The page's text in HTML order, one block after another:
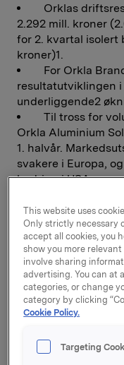
Orklas
2.292 mill. kroner
for 2. kvartal isolert
kroner)1.
For Orkla
resultatutviklingen i
underliggende2
Til tross for
Orkla Aluminium
1. halvår.
svakere i Europa,
bedring i USA.
Elkem også i 2.
aluminium og
solarprosjekt.
energihandel i 1.
resultat i 1. halvår
fjor. Borregaard
kvartal, men
produktområder er
påvirket i 2. kvartal
This website uses
Only strictly necessary
accept all cookies, you
show you more
involve sharing
advertising. You can at
categories, or change
category by clicking
Cookie Policy.
Targeting